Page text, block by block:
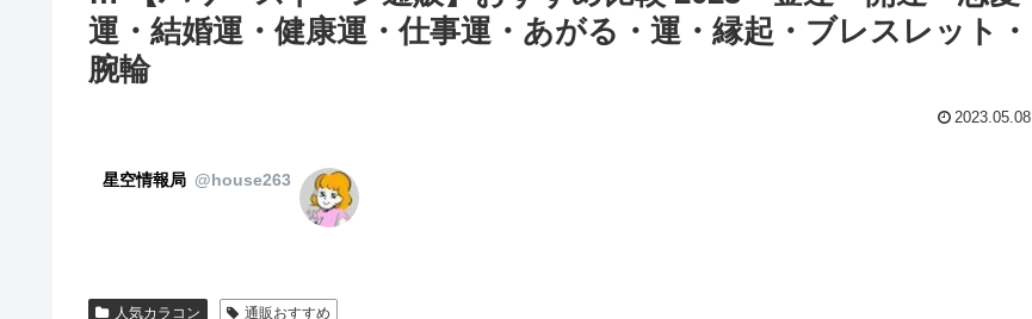
運・結婚運・健康運・仕事運・あがる・運・縁起・ブレスレット・
腕輪
2023.05.08
星空情報局 @house263
人気カラコン 通販おすすめ